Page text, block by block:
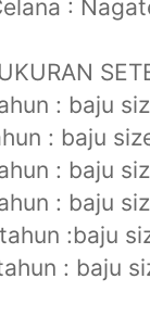
:
: baju
: baju
: baju
: baju
:baju
: baju